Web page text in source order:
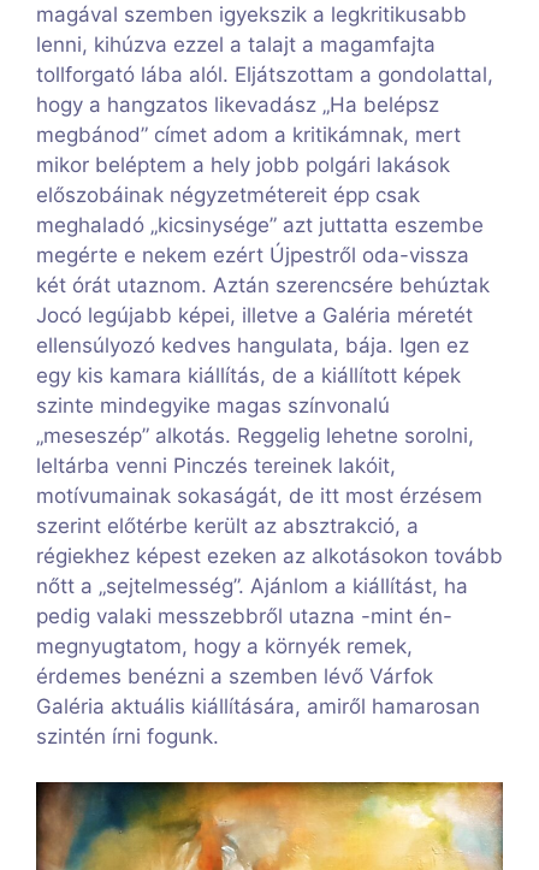
magával szemben igyekszik a legkritikusabb
lenni, kihúzva ezzel a talajt a magamfajta
tollforgató lába alól. Eljátszottam a gondolattal,
hogy a hangzatos likevadász „Ha belépsz
megbánod” címet adom a kritikámnak, mert
mikor beléptem a hely jobb polgári lakások
előszobáinak négyzetmétereit épp csak
meghaladó „kicsinysége” azt juttatta eszembe
megérte e nekem ezért Újpestről oda-vissza
két órát utaznom. Aztán szerencsére behúztak
Jocó legújabb képei, illetve a Galéria méretét
ellensúlyozó kedves hangulata, bája. Igen ez
egy kis kamara kiállítás, de a kiállított képek
szinte mindegyike magas színvonalú
„meseszép” alkotás. Reggelig lehetne sorolni,
leltárba venni Pinczés tereinek lakóit,
motívumainak sokaságát, de itt most érzésem
szerint előtérbe került az absztrakció, a
régiekhez képest ezeken az alkotásokon tovább
nőtt a „sejtelmesség”. Ajánlom a kiállítást, ha
pedig valaki messzebbről utazna -mint én-
megnyugtatom, hogy a környék remek,
érdemes benézni a szemben lévő Várfok
Galéria aktuális kiállítására, amiről hamarosan
szintén írni fogunk.